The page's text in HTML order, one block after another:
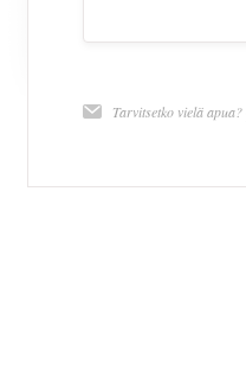
Tarvitsetko vielä apua?